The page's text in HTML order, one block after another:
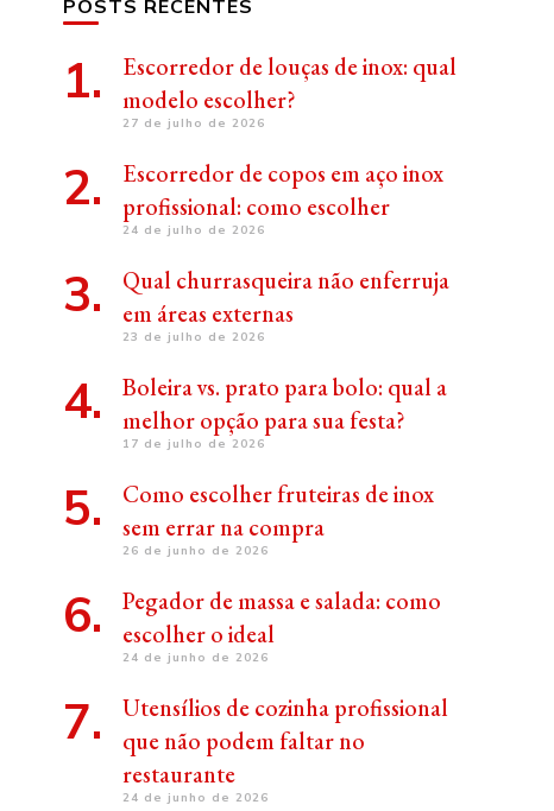
POSTS RECENTES
Escorredor de louças de inox: qual
modelo escolher?
27 de julho de 2026
Escorredor de copos em aço inox
profissional: como escolher
24 de julho de 2026
Qual churrasqueira não enferruja
em áreas externas
23 de julho de 2026
Boleira vs. prato para bolo: qual a
melhor opção para sua festa?
17 de julho de 2026
Como escolher fruteiras de inox
sem errar na compra
26 de junho de 2026
Pegador de massa e salada: como
escolher o ideal
24 de junho de 2026
Utensílios de cozinha profissional
que não podem faltar no
restaurante
24 de junho de 2026